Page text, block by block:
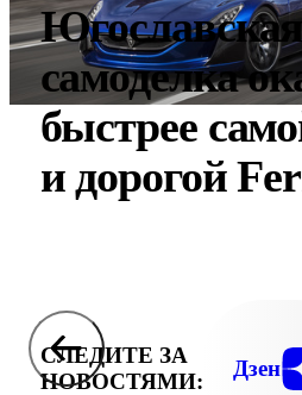
самоделка
быстрее
и дорогой
СЛЕДИТЕ ЗА
НОВОСТЯМИ:
Дзен